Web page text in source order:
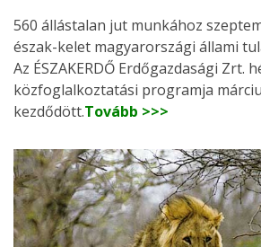
560 állástalan jut munkához
észak-kelet magyarországi állami
Az ÉSZAKERDŐ Erdőgazdasági Zrt.
közfoglalkoztatási programja
kezdődött.Tovább >>>